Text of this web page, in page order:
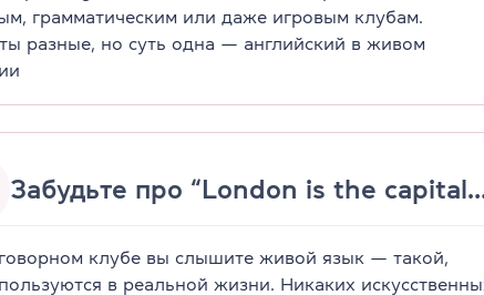
грамматическим или даже игровым клубам.
разные, но суть одна — английский в живом
Забудьте про “London is the
клубе вы слышите живой язык — такой,
в реальной жизни. Никаких